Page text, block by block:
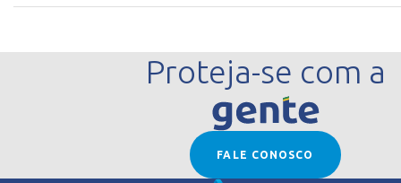
Proteja-se com a
FALE CONOSCO